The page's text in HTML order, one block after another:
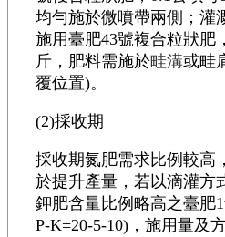
均勻施於微噴帶兩側；灌
施用臺肥43號複合粒狀肥
斤，肥料需施於畦溝或畦
覆位置)。
(2)採收期
採收期氮肥需求比例較高
於提升產量，若以滴灌方
鉀肥含量比例略高之臺肥
P-K=20-5-10)，施用量及